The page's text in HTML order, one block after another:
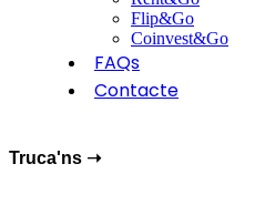
Flip&Go
Coinvest&Go
FAQs
Contacte
Truca'ns ➝